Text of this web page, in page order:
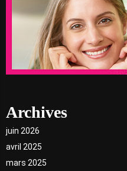
Archives
juin 2026
avril 2025
mars 2025